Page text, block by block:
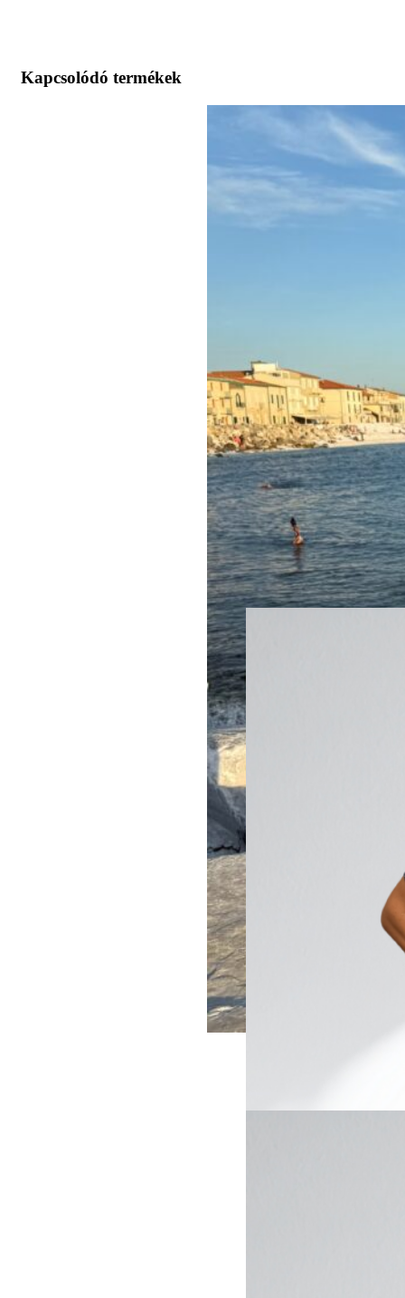
Kapcsolódó termékek